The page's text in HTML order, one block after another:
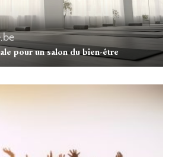
pour un salon du bien-être